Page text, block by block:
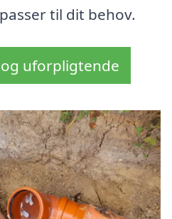
til dit behov.
uforpligtende